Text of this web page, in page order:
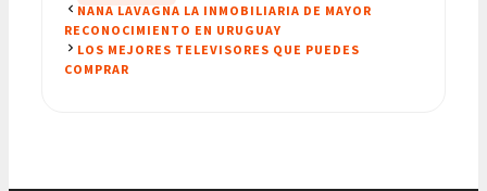
NANA LAVAGNA LA INMOBILIARIA DE MAYOR
RECONOCIMIENTO EN URUGUAY
LOS MEJORES TELEVISORES QUE PUEDES
COMPRAR